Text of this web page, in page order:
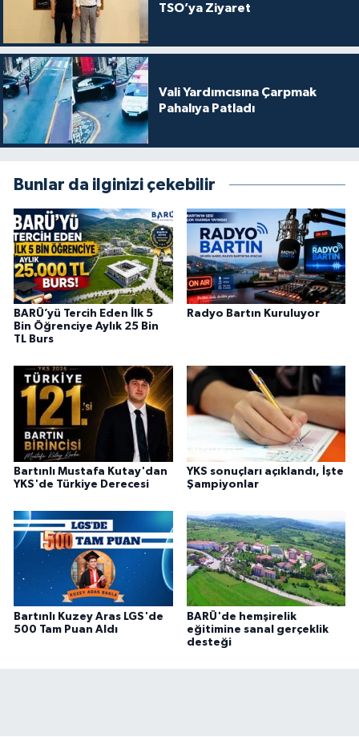
TSO’ya Ziyaret
Vali Yardımcısına Çarpmak
Pahalıya Patladı
Bunlar da ilginizi çekebilir
BARÜ’yü Tercih Eden İlk 5
Bin Öğrenciye Aylık 25 Bin
TL Burs
Radyo Bartın Kuruluyor
Bartınlı Mustafa Kutay'dan
YKS'de Türkiye Derecesi
YKS sonuçları açıklandı, İşte
Şampiyonlar
Bartınlı Kuzey Aras LGS'de
500 Tam Puan Aldı
BARÜ'de hemşirelik
eğitimine sanal gerçeklik
desteği